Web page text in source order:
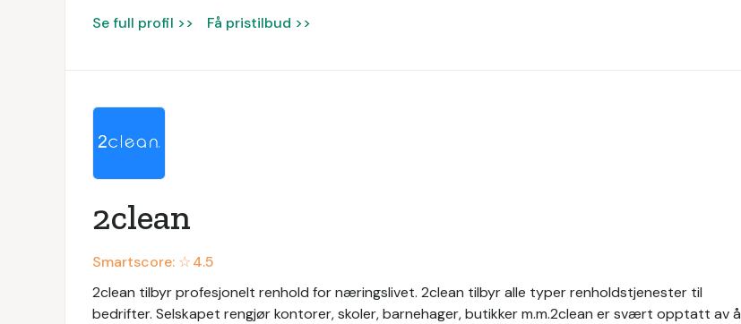
Se full profil >> Få pristilbud >>
2clean
Smartscore: ☆4.5
2clean tilbyr profesjonelt renhold for næringslivet. 2clean tilbyr alle typer renholdstjenester til
bedrifter. Selskapet rengjør kontorer, skoler, barnehager, butikker m.m.2clean er svært opptatt av å